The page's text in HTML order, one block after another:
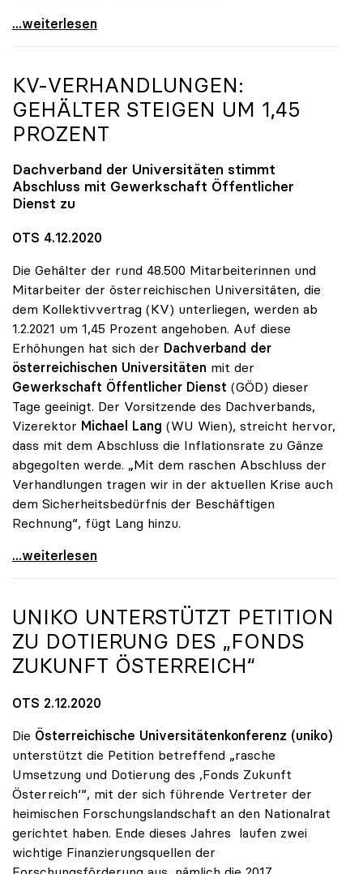
UG-Novelle: Ja zu Mindeststudienleistung, nein zu
...weiterlesen
KV-VERHANDLUNGEN:
GEHÄLTER STEIGEN UM 1,45
PROZENT
Dachverband der Universitäten stimmt
Abschluss mit Gewerkschaft Öffentlicher
Dienst zu
OTS 4.12.2020
Die Gehälter der rund 48.500 Mitarbeiterinnen und
Mitarbeiter der österreichischen Universitäten, die
dem Kollektivvertrag (KV) unterliegen, werden ab
1.2.2021 um 1,45 Prozent angehoben. Auf diese
Erhöhungen hat sich der Dachverband der
österreichischen Universitäten mit der
Gewerkschaft Öffentlicher Dienst (GÖD) dieser
Tage geeinigt. Der Vorsitzende des Dachverbands,
Vizerektor Michael Lang (WU Wien), streicht hervor,
dass mit dem Abschluss die Inflationsrate zu Gänze
abgegolten werde. „Mit dem raschen Abschluss der
Verhandlungen tragen wir in der aktuellen Krise auch
dem Sicherheitsbedürfnis der Beschäftigen
Rechnung“, fügt Lang hinzu.
KV-Verhandlungen: Gehälter steigen um 1,45 Prozent
...weiterlesen
UNIKO UNTERSTÜTZT PETITION
ZU DOTIERUNG DES „FONDS
ZUKUNFT ÖSTERREICH“
OTS 2.12.2020
Die Österreichische Universitätenkonferenz (uniko)
unterstützt die Petition betreffend „rasche
Umsetzung und Dotierung des ,Fonds Zukunft
Österreich‘“, mit der sich führende Vertreter der
heimischen Forschungslandschaft an den Nationalrat
gerichtet haben. Ende dieses Jahres laufen zwei
wichtige Finanzierungsquellen der